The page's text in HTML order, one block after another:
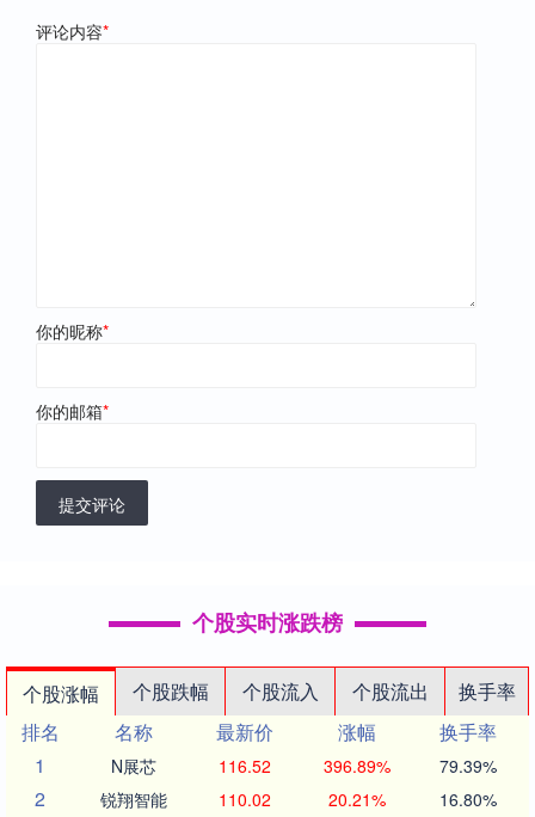
评论内容*
你的昵称*
你的邮箱*
提交评论
个股实时涨跌榜
个股涨幅 个股跌幅 个股流入 个股流出
换手率
排名
名称 最新价 涨幅
换手率
1
N展芯 116.52 396.89% 79.39%
2 锐翔智能 110.02 20.21% 16.80%